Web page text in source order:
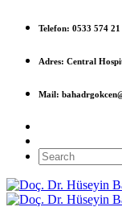
Telefon: 0533 574 21
Adres: Central
Mail: